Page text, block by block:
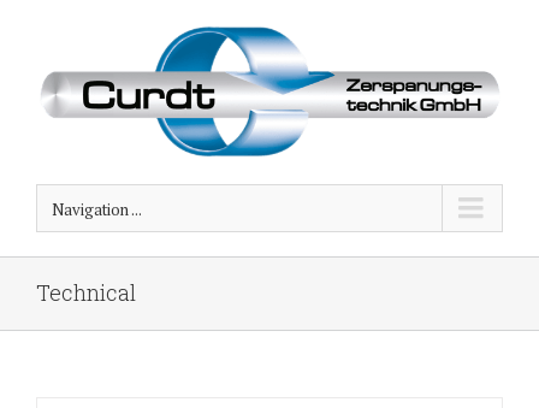
Navigation ...
Technical